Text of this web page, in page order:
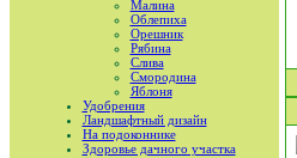
Малина
Облепиха
Орешник
Рябина
Слива
Смородина
Яблоня
Удобрения
Ландшафтный дизайн
На подоконнике
Здоровье дачного участка